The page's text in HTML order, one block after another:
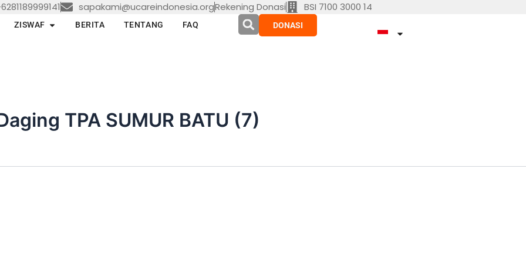
sapakami@ucareindonesia.orgRekening Donasi BSI 7100 3000 14
LAYANAN
ZISWAF Open ZISWAF
BERITA TENTANG FAQ DONASI
TPA SUMUR BATU (7)